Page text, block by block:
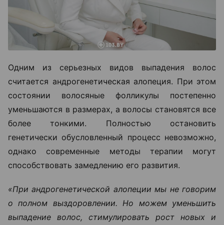
Одним из серьезных видов выпадения волос
считается андрогенетическая алопеция. При этом
состоянии волосяные фолликулы постепенно
уменьшаются в размерах, а волосы становятся все
более тонкими. Полностью остановить
генетически обусловленный процесс невозможно,
однако современные методы терапии могут
способствовать замедлению его развития.
«При андрогенетической алопеции мы не говорим
о полном выздоровлении. Но можем уменьшить
выпадение волос, стимулировать рост новых и